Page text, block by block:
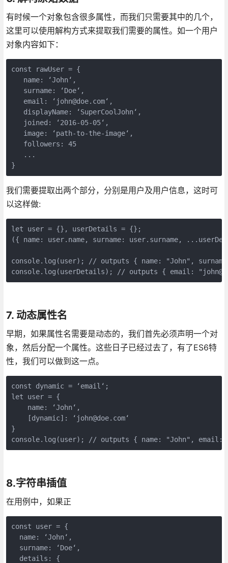
有时候一个对象包含很多属性，而我们只需要其中的几个，
这里可以使用解构方式来提取我们需要的属性。如一个用户
对象内容如下：
const rawUser = {
   name: ‘John‘,
   surname: ‘Doe‘,
   email: ‘john@doe.com‘,
   displayName: ‘SuperCoolJohn‘,
   joined: ‘2016-05-05‘,
   image: ‘path-to-the-image‘,
   followers: 45
   ...
}
我们需要提取出两个部分，分别是用户及用户信息，这时可
以这样做:
let user = {}, userDetails = {};
({ name: user.name, surname: user.surname,
console.log(user); // outputs { name: "John",
console.log(userDetails); // outputs { email:
7. 动态属性名
早期，如果属性名需要是动态的，我们首先必须声明一个对
象，然后分配一个属性。这些日子已经过去了，有了ES6特
性，我们可以做到这一点。
const dynamic = ‘email‘;
let user = {
    name: ‘John‘,
    [dynamic]: ‘john@doe.com‘
}
console.log(user); // outputs { name: "John", email:
8.字符串插值
在用例中，如果正
const user = {
  name: ‘John‘,
  surname: ‘Doe‘,
  details: {